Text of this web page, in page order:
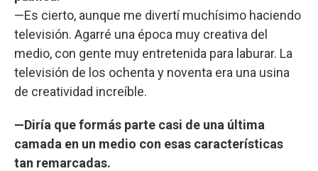
—Es cierto, aunque me divertí muchísimo haciendo
televisión. Agarré una época muy creativa del
medio, con gente muy entretenida para laburar. La
televisión de los ochenta y noventa era una usina
de creatividad increíble.
—Diría que formás parte casi de una última
camada en un medio con esas características
tan remarcadas.